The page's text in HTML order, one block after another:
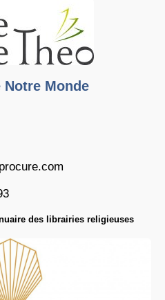
Monde
des librairies religieuses